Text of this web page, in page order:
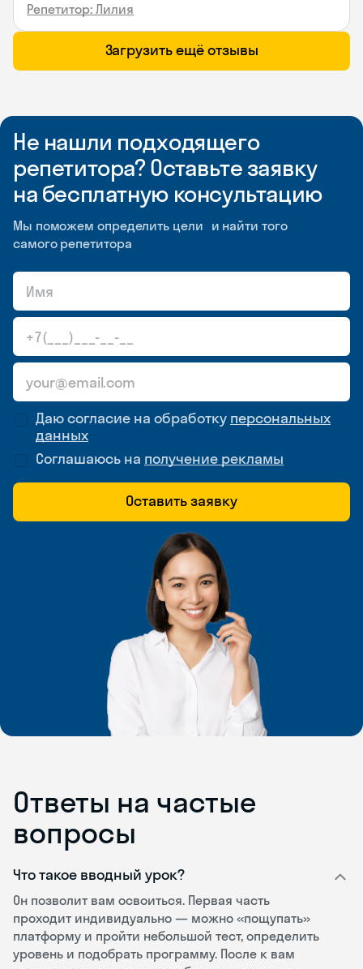
Репетитор: Лилия
Загрузить ещё отзывы
Не нашли подходящего
репетитора? Оставьте заявку
на бесплатную консультацию
Мы поможем определить цели и найти того
самого репетитора
Даю согласие на обработку персональных
данных
Соглашаюсь на получение рекламы
Оставить заявку
Ответы на частые
вопросы
Что такое вводный урок?
Он позволит вам освоиться. Первая часть
проходит индивидуально — можно «пощупать»
платформу и пройти небольшой тест, определить
уровень и подобрать программу. После к вам